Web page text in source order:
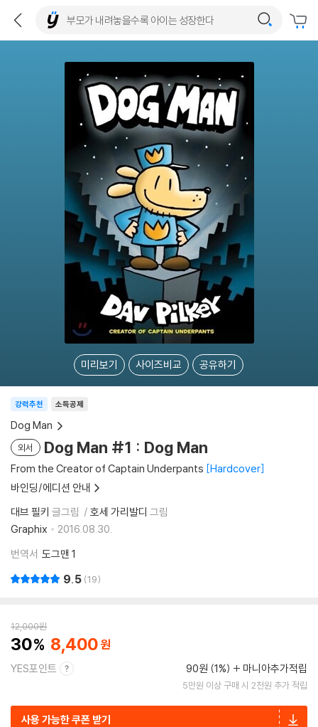
미리보기 사이즈비교 공유하기
소득공제
강력추천
Dog Man
외서 Dog Man #1 : Dog Man
From the Creator of Captain Underpants Hardcover
바인딩/에디션 안내
대브 필키 글그림 호세 가리발디 그림
Graphix
2016.08.30.
번역서 도그맨 1
9.5 19
12,000원
30 8,400
YES포인트 90원 (1%) 마니아추가적립
5만원 이상 구매 시 2천원 추가 적립
사용 가능한 쿠폰 받기